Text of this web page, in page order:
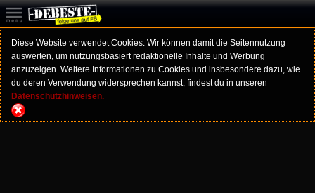
Diese Website verwendet Cookies. Wir können damit die Seitennutzung
auswerten, um nutzungsbasiert redaktionelle Inhalte und Werbung
anzuzeigen. Weitere Informationen zu Cookies und insbesondere dazu, wie
du deren Verwendung widersprechen kannst, findest du in unseren
Datenschutzhinweisen.